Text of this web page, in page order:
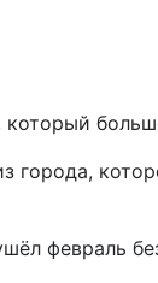
который
города,
февраль